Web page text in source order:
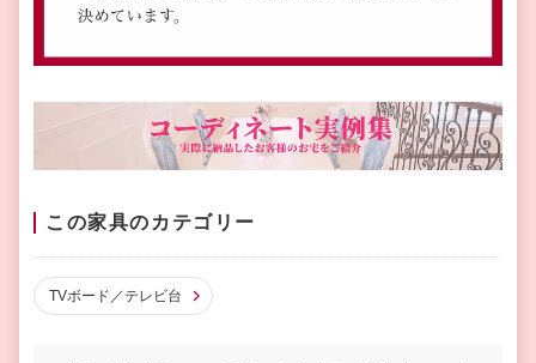
この家具のカテゴリー
TVボード／テレビ台